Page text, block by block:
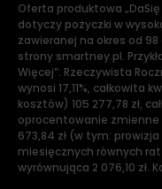
Oferta produktowa
dotyczy pożyczki w
zawieranej na okres od
strony smartney.pl.
Więcej”: Rzeczywista
wynosi 17,11%, całkowita
kosztów) 105 277,78 zł,
oprocentowanie zmienne
673,84 zł (w tym: prowizja
miesięcznych równych
wyrównująca 2 076,10 zł.